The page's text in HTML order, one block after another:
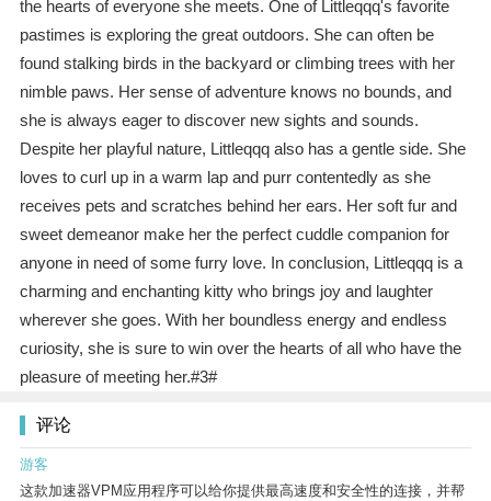
the hearts of everyone she meets. One of Littleqqq's favorite
pastimes is exploring the great outdoors. She can often be
found stalking birds in the backyard or climbing trees with her
nimble paws. Her sense of adventure knows no bounds, and
she is always eager to discover new sights and sounds.
Despite her playful nature, Littleqqq also has a gentle side. She
loves to curl up in a warm lap and purr contentedly as she
receives pets and scratches behind her ears. Her soft fur and
sweet demeanor make her the perfect cuddle companion for
anyone in need of some furry love. In conclusion, Littleqqq is a
charming and enchanting kitty who brings joy and laughter
wherever she goes. With her boundless energy and endless
curiosity, she is sure to win over the hearts of all who have the
pleasure of meeting her.#3#
评论
游客
这款加速器VPM应用程序可以给你提供最高速度和安全性的连接，并帮